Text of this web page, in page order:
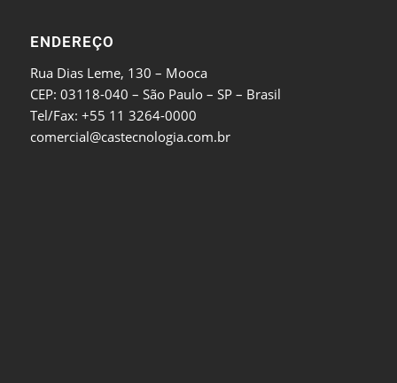
ENDEREÇO
Rua Dias Leme, 130 – Mooca
CEP: 03118-040 – São Paulo – SP – Brasil
Tel/Fax: +55 11 3264-0000
comercial@castecnologia.com.br